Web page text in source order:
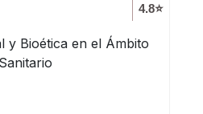
4.8⭐
y Bioética en el Ámbito
Sanitario